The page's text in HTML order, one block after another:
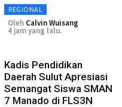
REGIONAL
Oleh Calvin Wuisang
4 jam yang lalu.
Kadis Pendidikan
Daerah Sulut Apresiasi
Semangat Siswa SMAN
7 Manado di FLS3N